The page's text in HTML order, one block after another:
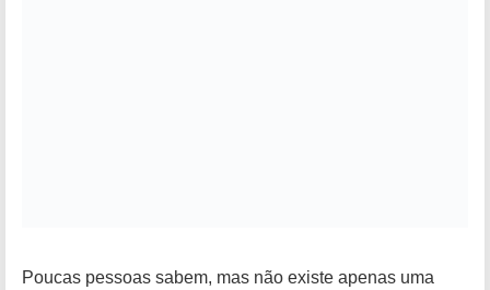
Poucas pessoas sabem, mas não existe apenas uma